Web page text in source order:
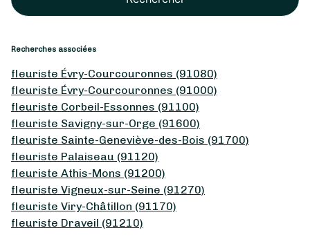
Recherches associées
fleuriste Évry-Courcouronnes (91080)
fleuriste Évry-Courcouronnes (91000)
fleuriste Corbeil-Essonnes (91100)
fleuriste Savigny-sur-Orge (91600)
fleuriste Sainte-Geneviève-des-Bois (91700)
fleuriste Palaiseau (91120)
fleuriste Athis-Mons (91200)
fleuriste Vigneux-sur-Seine (91270)
fleuriste Viry-Châtillon (91170)
fleuriste Draveil (91210)